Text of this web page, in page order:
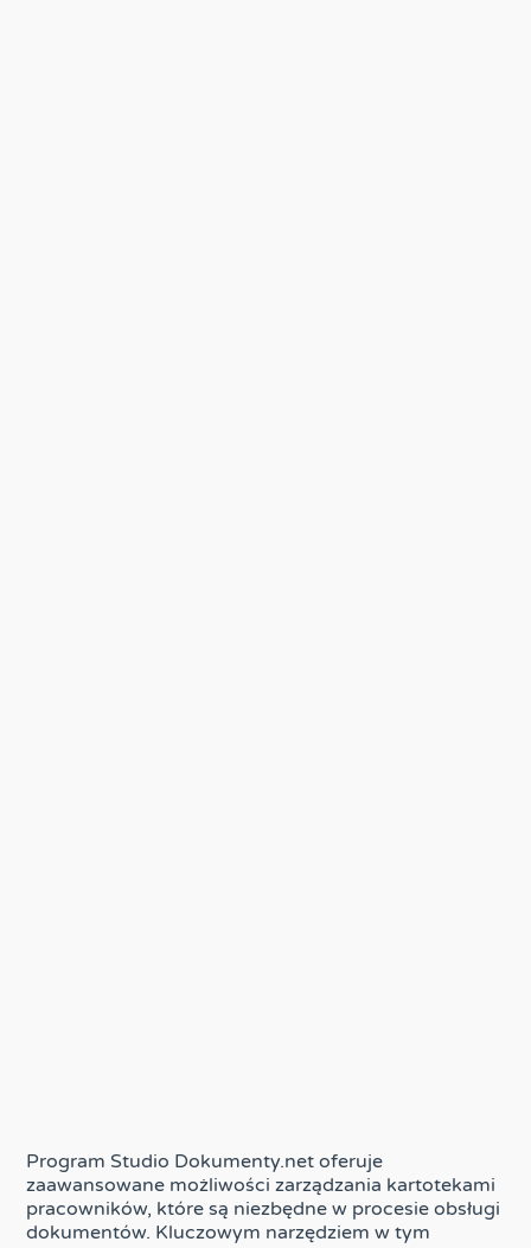
Program Studio Dokumenty.net oferuje
zaawansowane możliwości zarządzania kartotekami
pracowników, które są niezbędne w procesie obsługi
dokumentów. Kluczowym narzędziem w tym